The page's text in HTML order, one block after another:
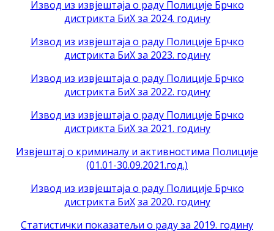
Извод из извјештаја о раду Полиције Брчко
дистрикта БиХ за 2024. годину
Извод из извјештаја о раду Полиције Брчко
дистрикта БиХ за 2023. годину
Извод из извјештаја о раду Полиције Брчко
дистрикта БиХ за 2022. годину
Извод из извјештаја о раду Полиције Брчко
дистрикта БиХ за 2021. годину
Извјештај о криминалу и активностима Полиције
(01.01-30.09.2021.год.)
Извод из извјештаја о раду Полиције Брчко
дистрикта БиХ за 2020. годину
Статистички показатељи о раду за 2019. годину